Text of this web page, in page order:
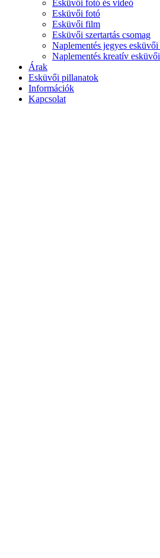
Esküvői fotó és videó
Esküvői fotó
Esküvői film
Esküvői szertartás csomag
Naplementés jegyes
Naplementés kreatív
Árak
Esküvői pillanatok
Információk
Kapcsolat